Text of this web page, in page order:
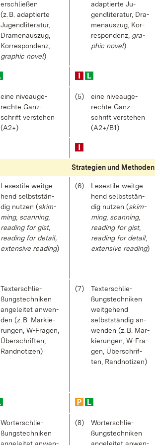
er­schlie­ßen
(z. B. ad­ap­tier­te
Ju­gend­li­te­ra­tur,
Dra­men­aus­zug,
Kor­re­spon­denz,
gra­phic no­vel)
ad­ap­tier­te Ju­
gend­li­te­ra­tur, Dra­
men­aus­zug, Kor­
re­spon­denz, gra­
phic no­vel)
ei­ne ni­ve­au­ge­
rech­te Ganz­
schrift ver­ste­hen
(A2+)
(5)
ei­ne ni­ve­au­ge­
rech­te Ganz­
schrift ver­ste­hen
(A2+/B1)
Stra­te­gi­en und Me­tho­den
Le­se­sti­le weit­ge­
hend selbst­stän­
dig nut­zen (skim­
ming, scan­ning,
rea­ding for gist,
rea­ding for de­tail,
ex­ten­si­ve rea­ding)
(6)
Le­se­sti­le weit­ge­
hend selbst­stän­
dig nut­zen (skim­
ming, scan­ning,
rea­ding for gist,
rea­ding for de­tail,
ex­ten­si­ve rea­ding)
Tex­ter­schlie­
ßungs­tech­ni­ken
an­ge­lei­tet an­wen­
den (z. B. Mar­kie­
run­gen, W-Fra­gen,
Über­schrif­ten,
Rand­no­ti­zen)
(7)
Tex­ter­schlie­
ßungs­tech­ni­ken
weit­ge­hend
selbst­stän­dig an­
wen­den (z. B. Mar­
kie­run­gen, W-Fra­
gen, Über­schrif­
ten, Rand­no­ti­zen)
Wort­er­schlie­
ßungs­tech­ni­ken
(8)
Wort­er­schlie­
ßungs­tech­ni­ken